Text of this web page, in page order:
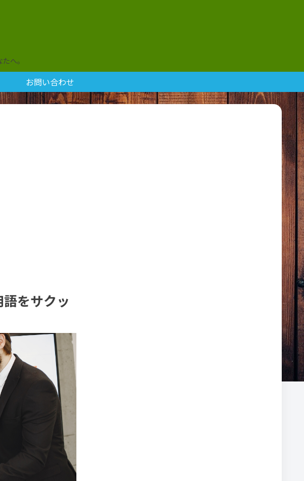
へ。
お問い合わせ
をサクッ